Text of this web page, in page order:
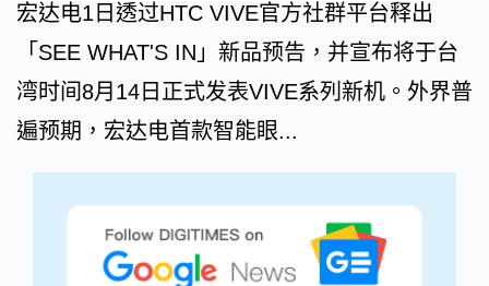
宏达电1日透过HTC VIVE官方社群平台释出
「SEE WHAT'S IN」新品预告，并宣布将于台
湾时间8月14日正式发表VIVE系列新机。外界普
遍预期，宏达电首款智能眼...